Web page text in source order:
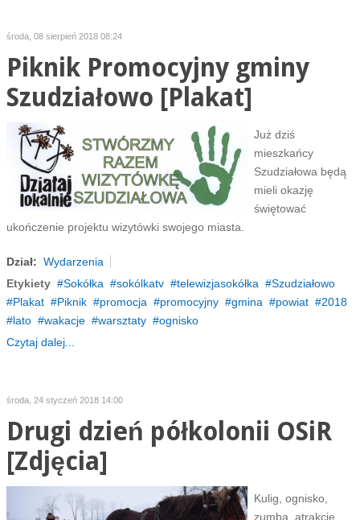
środa, 08 sierpień 2018 08:24
Piknik Promocyjny gminy
Szudziałowo [Plakat]
Już dziś
mieszkańcy
Szudziałowa będą
mieli okazję
świętować
ukończenie projektu wizytówki swojego miasta.
Dział: Wydarzenia
Etykiety
Sokółka sokólkatv telewizjasokółka
Szudziałowo
Plakat
Piknik promocja promocyjny gmina powiat
2018
lato
wakacje warsztaty
ognisko
Czytaj dalej...
środa, 24 styczeń 2018 14:00
Drugi dzień półkolonii OSiR
[Zdjęcia]
Kulig, ognisko,
zumba, atrakcje